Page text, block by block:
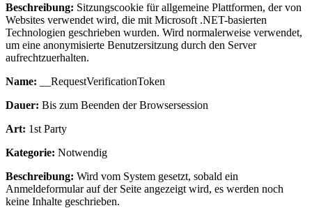
Beschreibung: Sitzungscookie für allgemeine Plattformen, der von
Websites verwendet wird, die mit Microsoft .NET-basierten
Technologien geschrieben wurden. Wird normalerweise verwendet,
um eine anonymisierte Benutzersitzung durch den Server
aufrechtzuerhalten.
Name: __RequestVerificationToken
Dauer: Bis zum Beenden der Browsersession
Art: 1st Party
Kategorie: Notwendig
Beschreibung: Wird vom System gesetzt, sobald ein
Anmeldeformular auf der Seite angezeigt wird, es werden noch
keine Inhalte geschrieben.